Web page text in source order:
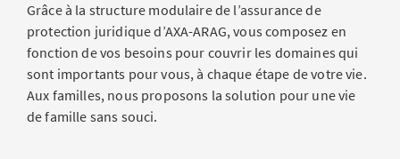
Grâce à la structure modulaire de l’assurance de
protection juridique d’AXA-ARAG, vous composez en
fonction de vos besoins pour couvrir les domaines qui
sont importants pour vous, à chaque étape de votre vie.
Aux familles, nous proposons la solution pour une vie
de famille sans souci.